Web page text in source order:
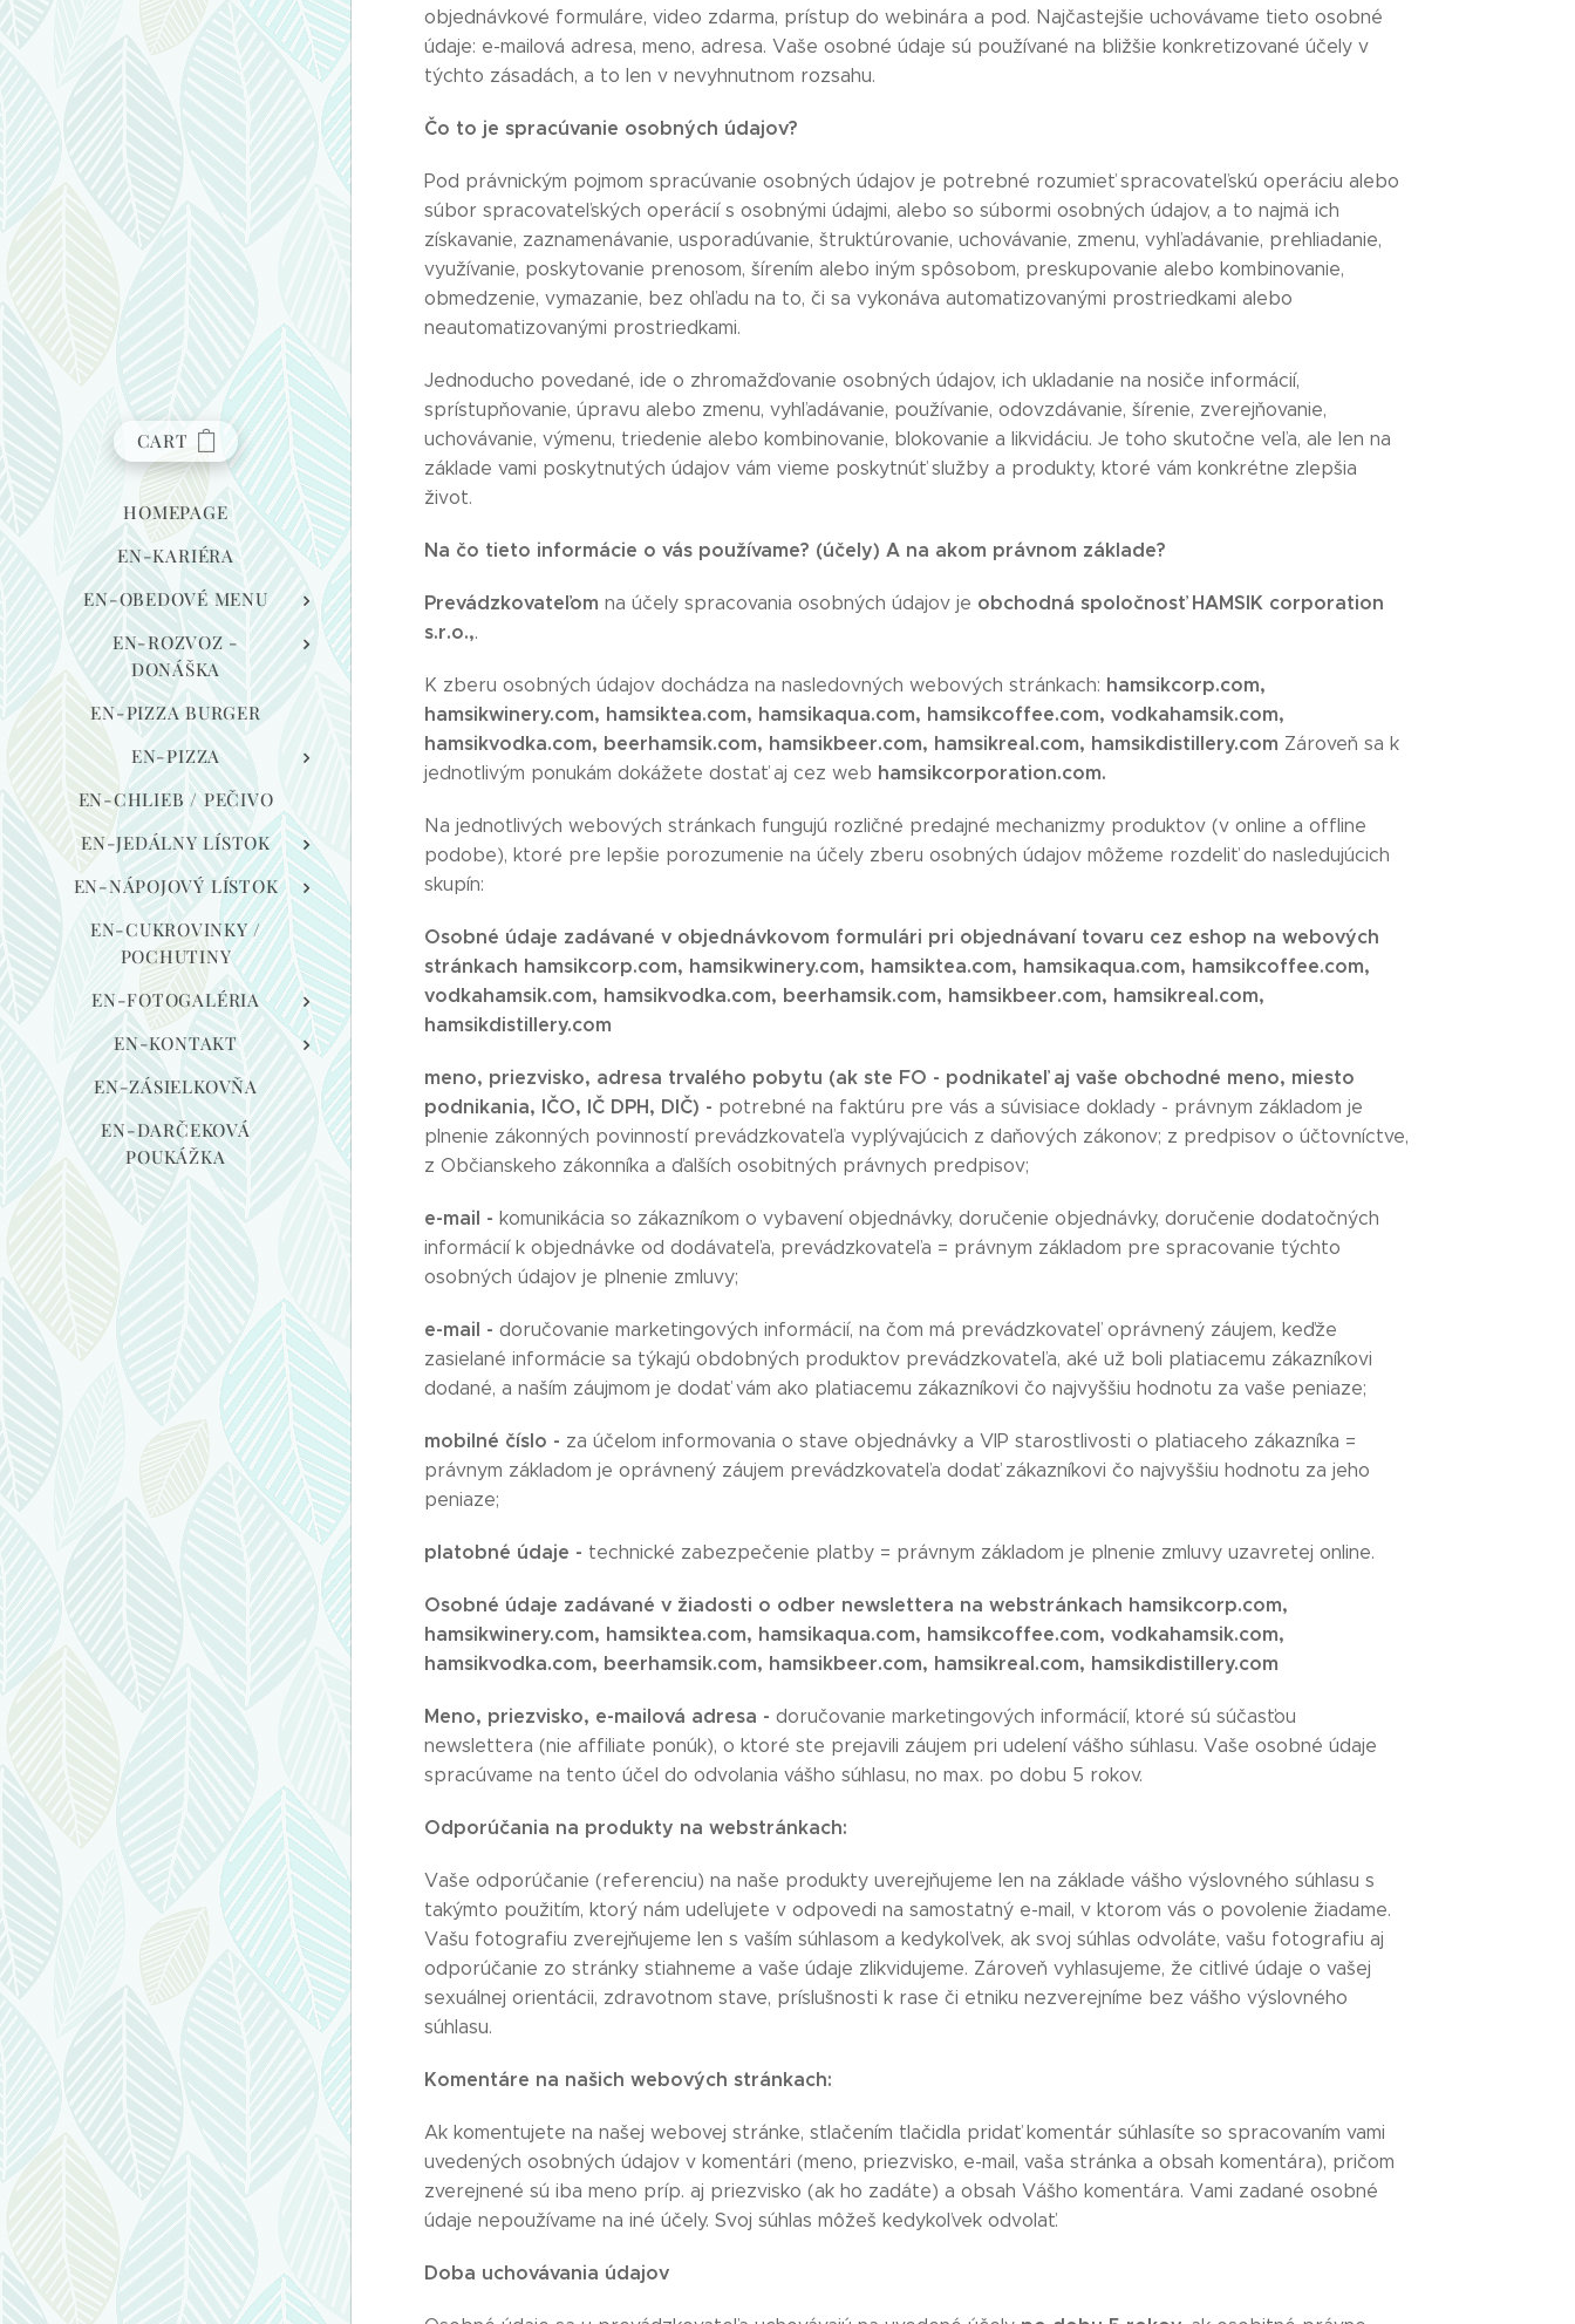
CART
HOMEPAGE
EN-KARIÉRA
EN-OBEDOVÉ MENU
EN-ROZVOZ -
DONÁŠKA
EN-PIZZA BURGER
EN-PIZZA
EN-CHLIEB / PEČIVO
EN-JEDÁLNY LÍSTOK
EN-NÁPOJOVÝ LÍSTOK
EN-CUKROVINKY /
POCHUTINY
EN-FOTOGALÉRIA
EN-KONTAKT
EN-ZÁSIELKOVŇA
EN-DARČEKOVÁ
POUKÁŽKA
objednávkové formuláre, video zdarma, prístup do webinára a pod. Najčastejšie uchovávame tieto osobné
údaje: e-mailová adresa, meno, adresa. Vaše osobné údaje sú používané na bližšie konkretizované účely v
týchto zásadách, a to len v nevyhnutnom rozsahu.
Čo to je spracúvanie osobných údajov?
Pod právnickým pojmom spracúvanie osobných údajov je potrebné rozumieť spracovateľskú operáciu alebo
súbor spracovateľských operácií s osobnými údajmi, alebo so súbormi osobných údajov, a to najmä ich
získavanie, zaznamenávanie, usporadúvanie, štruktúrovanie, uchovávanie, zmenu, vyhľadávanie, prehliadanie,
využívanie, poskytovanie prenosom, šírením alebo iným spôsobom, preskupovanie alebo kombinovanie,
obmedzenie, vymazanie, bez ohľadu na to, či sa vykonáva automatizovanými prostriedkami alebo
neautomatizovanými prostriedkami.
Jednoducho povedané, ide o zhromažďovanie osobných údajov, ich ukladanie na nosiče informácií,
sprístupňovanie, úpravu alebo zmenu, vyhľadávanie, používanie, odovzdávanie, šírenie, zverejňovanie,
uchovávanie, výmenu, triedenie alebo kombinovanie, blokovanie a likvidáciu. Je toho skutočne veľa, ale len na
základe vami poskytnutých údajov vám vieme poskytnúť služby a produkty, ktoré vám konkrétne zlepšia
život.
Na čo tieto informácie o vás používame? (účely) A na akom právnom základe?
Prevádzkovateľom na účely spracovania osobných údajov je obchodná spoločnosť HAMSIK corporation
s.r.o.,.
K zberu osobných údajov dochádza na nasledovných webových stránkach: hamsikcorp.com,
hamsikwinery.com, hamsiktea.com, hamsikaqua.com, hamsikcoffee.com, vodkahamsik.com,
hamsikvodka.com, beerhamsik.com, hamsikbeer.com, hamsikreal.com, hamsikdistillery.com Zároveň sa k
jednotlivým ponukám dokážete dostať aj cez web hamsikcorporation.com.
Na jednotlivých webových stránkach fungujú rozličné predajné mechanizmy produktov (v online a offline
podobe), ktoré pre lepšie porozumenie na účely zberu osobných údajov môžeme rozdeliť do nasledujúcich
skupín:
Osobné údaje zadávané v objednávkovom formulári pri objednávaní tovaru cez eshop na webových
stránkach hamsikcorp.com, hamsikwinery.com, hamsiktea.com, hamsikaqua.com, hamsikcoffee.com,
vodkahamsik.com, hamsikvodka.com, beerhamsik.com, hamsikbeer.com, hamsikreal.com,
hamsikdistillery.com
meno, priezvisko, adresa trvalého pobytu (ak ste FO - podnikateľ aj vaše obchodné meno, miesto
podnikania, IČO, IČ DPH, DIČ) - potrebné na faktúru pre vás a súvisiace doklady - právnym základom je
plnenie zákonných povinností prevádzkovateľa vyplývajúcich z daňových zákonov; z predpisov o účtovníctve,
z Občianskeho zákonníka a ďalších osobitných právnych predpisov;
e-mail - komunikácia so zákazníkom o vybavení objednávky, doručenie objednávky, doručenie dodatočných
informácií k objednávke od dodávateľa, prevádzkovateľa = právnym základom pre spracovanie týchto
osobných údajov je plnenie zmluvy;
e-mail - doručovanie marketingových informácií, na čom má prevádzkovateľ oprávnený záujem, keďže
zasielané informácie sa týkajú obdobných produktov prevádzkovateľa, aké už boli platiacemu zákazníkovi
dodané, a naším záujmom je dodať vám ako platiacemu zákazníkovi čo najvyššiu hodnotu za vaše peniaze;
mobilné číslo - za účelom informovania o stave objednávky a VIP starostlivosti o platiaceho zákazníka =
právnym základom je oprávnený záujem prevádzkovateľa dodať zákazníkovi čo najvyššiu hodnotu za jeho
peniaze;
platobné údaje - technické zabezpečenie platby = právnym základom je plnenie zmluvy uzavretej online.
Osobné údaje zadávané v žiadosti o odber newslettera na webstránkach hamsikcorp.com,
hamsikwinery.com, hamsiktea.com, hamsikaqua.com, hamsikcoffee.com, vodkahamsik.com,
hamsikvodka.com, beerhamsik.com, hamsikbeer.com, hamsikreal.com, hamsikdistillery.com
Meno, priezvisko, e-mailová adresa - doručovanie marketingových informácií, ktoré sú súčasťou
newslettera (nie affiliate ponúk), o ktoré ste prejavili záujem pri udelení vášho súhlasu. Vaše osobné údaje
spracúvame na tento účel do odvolania vášho súhlasu, no max. po dobu 5 rokov.
Odporúčania na produkty na webstránkach:
Vaše odporúčanie (referenciu) na naše produkty uverejňujeme len na základe vášho výslovného súhlasu s
takýmto použitím, ktorý nám udeľujete v odpovedi na samostatný e-mail, v ktorom vás o povolenie žiadame.
Vašu fotografiu zverejňujeme len s vaším súhlasom a kedykoľvek, ak svoj súhlas odvoláte, vašu fotografiu aj
odporúčanie zo stránky stiahneme a vaše údaje zlikvidujeme. Zároveň vyhlasujeme, že citlivé údaje o vašej
sexuálnej orientácii, zdravotnom stave, príslušnosti k rase či etniku nezverejníme bez vášho výslovného
súhlasu.
Komentáre na našich webových stránkach:
Ak komentujete na našej webovej stránke, stlačením tlačidla pridať komentár súhlasíte so spracovaním vami
uvedených osobných údajov v komentári (meno, priezvisko, e-mail, vaša stránka a obsah komentára), pričom
zverejnené sú iba meno príp. aj priezvisko (ak ho zadáte) a obsah Vášho komentára. Vami zadané osobné
údaje nepoužívame na iné účely. Svoj súhlas môžeš kedykoľvek odvolať.
Doba uchovávania údajov